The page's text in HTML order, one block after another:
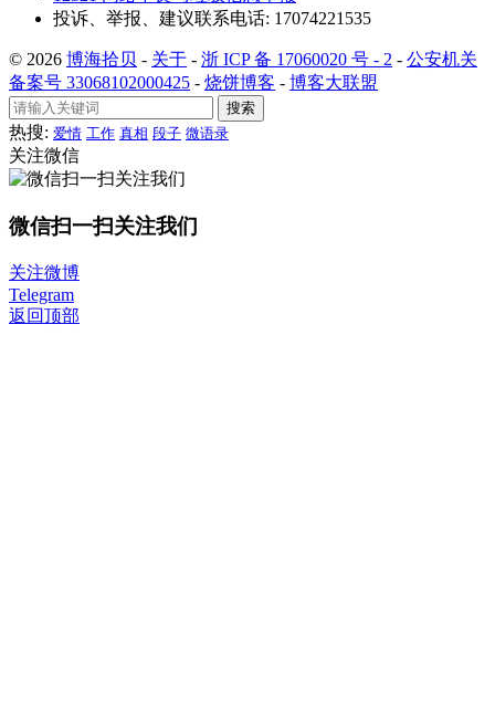
投诉、举报、建议联系电话: 17074221535
© 2026 博海拾贝 - 关于 - 浙 ICP 备 17060020 号 - 2 - 公安机关
备案号 33068102000425 - 烧饼博客 - 博客大联盟
搜索
热搜: 爱情 工作 真相 段子 微语录
关注微信
微信扫一扫关注我们
关注微博
Telegram
返回顶部